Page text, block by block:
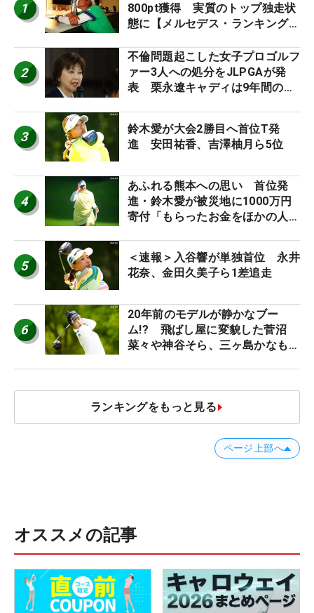
1
800pt獲得 実質のトップ独走状
態に【メルセデス・ランキング番
2
不倫問題起こした女子プロゴルフ
ァー3人への処分をJLPGAが発
表 栗永遼キャディは9年間の立
3
鈴木愛が大会2勝目へ首位T発
進 安田祐香、吉澤柚月ら5位
4
あふれる熊本への思い 首位発
進・鈴木愛が被災地に1000万円
寄付「もらったお金をほかの人
5
＜速報＞入谷響が単独首位 永井
花奈、金田久美子ら1差追走
6
20年前のモデルが静かなブー
ム!? 飛ばし屋に変貌した菅沼
菜々や神谷そら、三ヶ島かなも使
ランキングをもっと見る
ページ上部へ
オススメの記事